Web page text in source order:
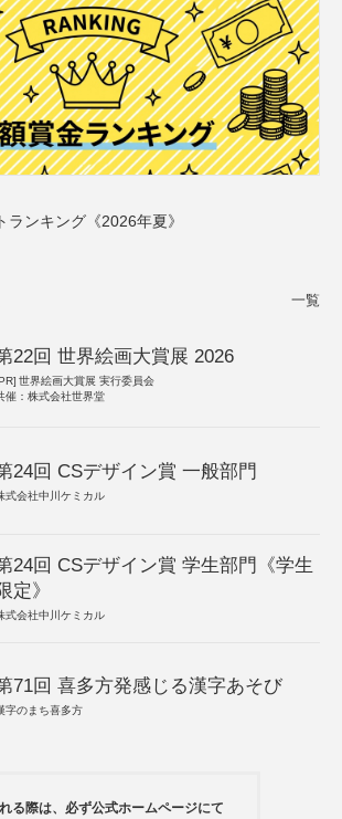
ンキング《2026年夏》
一覧
22回 世界絵画大賞展 2026
世界絵画大賞展 実行委員会
催：株式会社世界堂
24回 CSデザイン賞 一般部門
式会社中川ケミカル
24回 CSデザイン賞 学生部門《学生
定》
式会社中川ケミカル
71回 喜多方発感じる漢字あそび
字のまち喜多方
る際は、必ず公式ホームページにて